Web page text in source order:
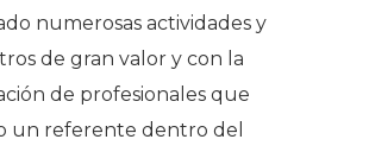
numerosas actividades y
de gran valor y con la
de profesionales que
un referente dentro del